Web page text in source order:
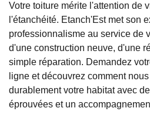
Votre toiture mérite l'attention de
l'étanchéité. Etanch'Est met son
professionnalisme au service de
d'une construction neuve, d'une
simple réparation. Demandez
ligne et découvrez comment
durablement votre habitat avec
éprouvées et un